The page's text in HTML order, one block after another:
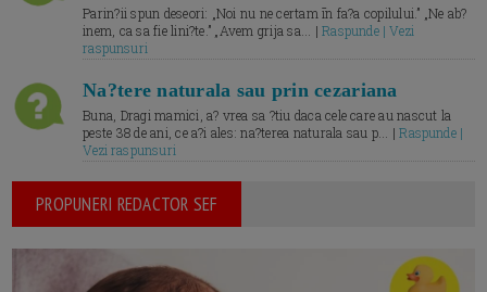
Parin?ii spun deseori: „Noi nu ne certam īn fa?a copilului.” „Ne ab?
inem, ca sa fie lini?te.” „Avem grija sa... |Raspunde | Vezi
raspunsuri
Na?tere naturala sau prin cezariana
Buna, Dragi mamici, a? vrea sa ?tiu daca cele care au nascut la
peste 38 de ani, ce a?i ales: na?terea naturala sau p... |Raspunde |
Vezi raspunsuri
PROPUNERI REDACTOR SEF